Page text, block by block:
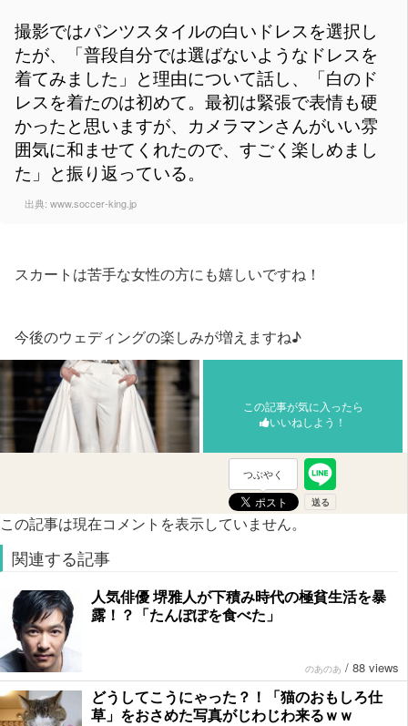
撮影ではパンツスタイルの白いドレスを選択し
たが、「普段自分では選ばないようなドレスを
着てみました」と理由について話し、「白のド
レスを着たのは初めて。最初は緊張で表情も硬
かったと思いますが、カメラマンさんがいい雰
囲気に和ませてくれたので、すごく楽しめまし
た」と振り返っている。
出典: www.soccer-king.jp
スカートは苦手な女性の方にも嬉しいですね！
今後のウェディングの楽しみが増えますね♪
この記事が気に入ったら
いいねしよう！
つぶやく
この記事は現在コメントを表示していません。
関連する記事
人気俳優 堺雅人が下積み時代の極貧生活を暴
露！？「たんぽぽを食べた」
のあのあ / 88 views
どうしてこうにゃった？！「猫のおもしろ仕
草」をおさめた写真がじわじわ来るｗｗ